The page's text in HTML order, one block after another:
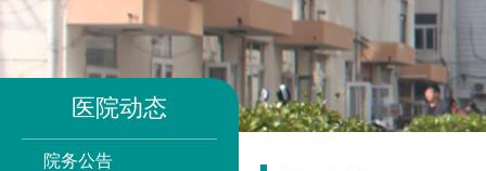
医院动态
院务公告